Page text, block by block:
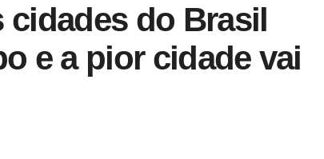
cidades do Brasil
e a pior cidade vai